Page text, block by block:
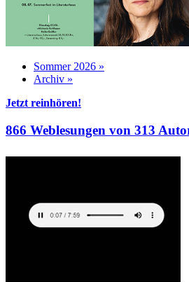
Sommer 2026 »
Archiv »
Jetzt reinhören!
866 Weblesungen von 313